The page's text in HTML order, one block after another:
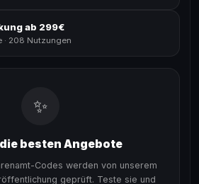
ab 299€
· 208 Nutzungen
✨
besten Angebote
Codes werden von unserem
geprüft. Teste sie und